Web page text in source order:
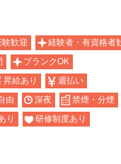
験歓迎
経験者・有資格者
ブランクOK
昇給あり
週払い
由 深夜
禁煙・分煙
り
研修制度あり